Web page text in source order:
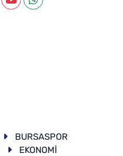
BURSASPOR
EKONOMİ